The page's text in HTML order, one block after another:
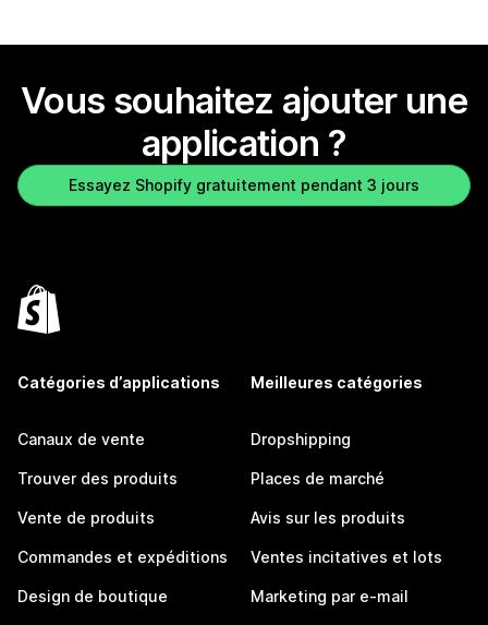
Vous souhaitez ajouter une
application ?
Essayez Shopify gratuitement pendant 3 jours
Catégories d’applications
Canaux de vente
Trouver des produits
Vente de produits
Commandes et expéditions
Design de boutique
Meilleures catégories
Dropshipping
Places de marché
Avis sur les produits
Ventes incitatives et lots
Marketing par e-mail